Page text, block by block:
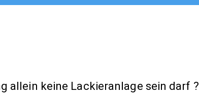
allein keine Lackieranlage sein darf ?